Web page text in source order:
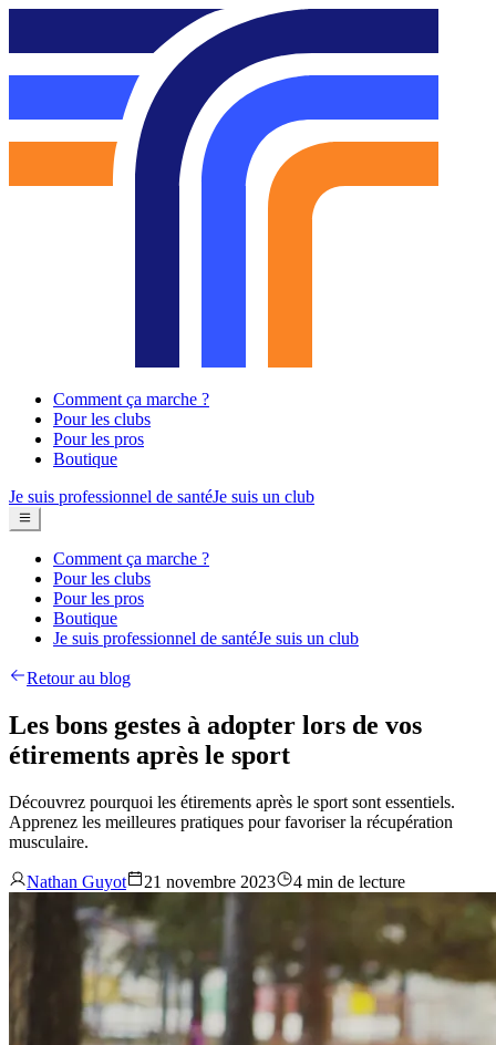
Comment ça marche ?
Pour les clubs
Pour les pros
Boutique
Je suis professionnel de santéJe suis un club
Comment ça marche ?
Pour les clubs
Pour les pros
Boutique
Je suis professionnel de santéJe suis un club
Retour au blog
Les bons gestes à adopter lors de vos
étirements après le sport
Découvrez pourquoi les étirements après le sport sont essentiels.
Apprenez les meilleures pratiques pour favoriser la récupération
musculaire.
Nathan Guyot 21 novembre 2023 4 min de lecture